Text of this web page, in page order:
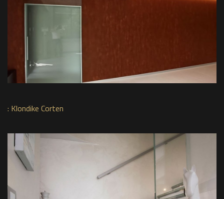
: Klondike Corten